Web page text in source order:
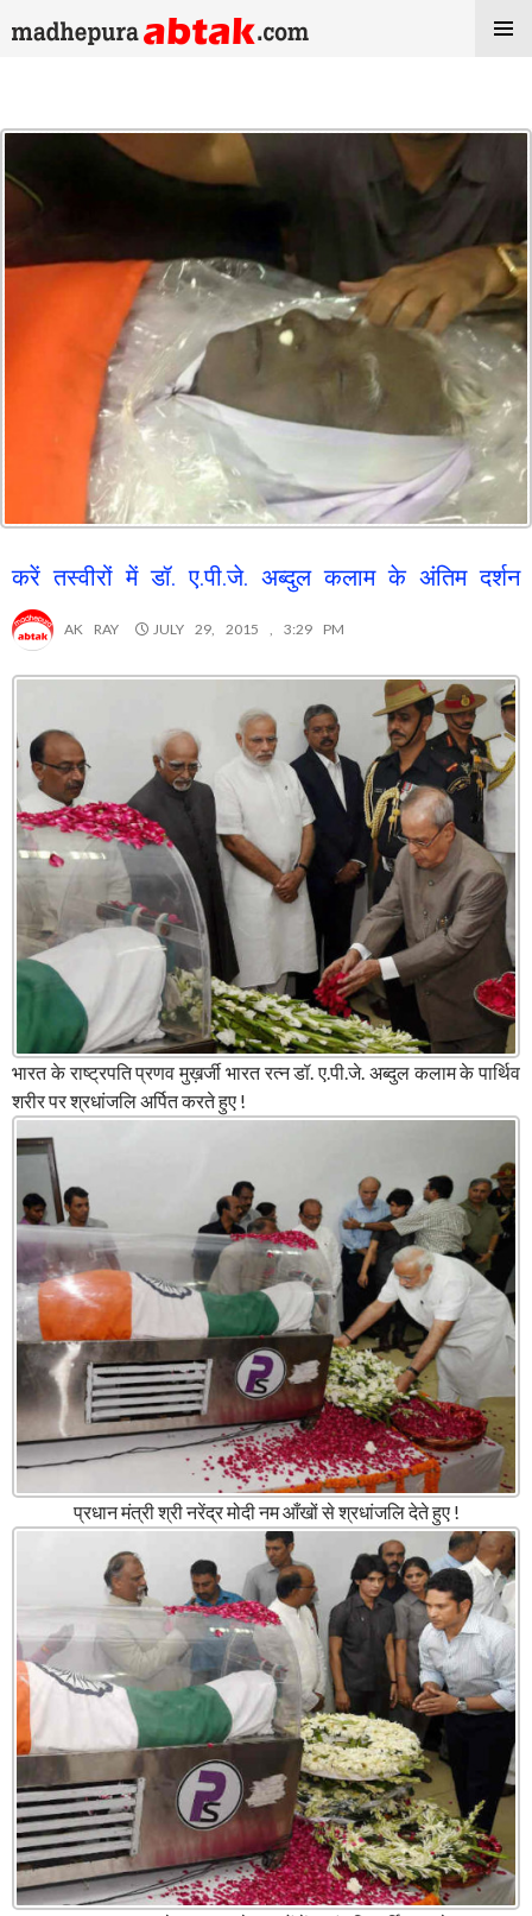
Tag Archives: नवाजा
करें तस्वीरों में डॉ. ए.पी.जे. अब्दुल कलाम के अंतिम दर्शन
AK RAY JULY 29, 2015 , 3:29 PM
भारत के राष्ट्रपति प्रणव मुख़र्जी भारत रत्न डॉ. ए.पी.जे. अब्दुल कलाम के पार्थिव
शरीर पर श्रधांजलि अर्पित करते हुए !
प्रधान मंत्री श्री नरेंद्र मोदी नम आँखों से श्रधांजलि देते हुए !